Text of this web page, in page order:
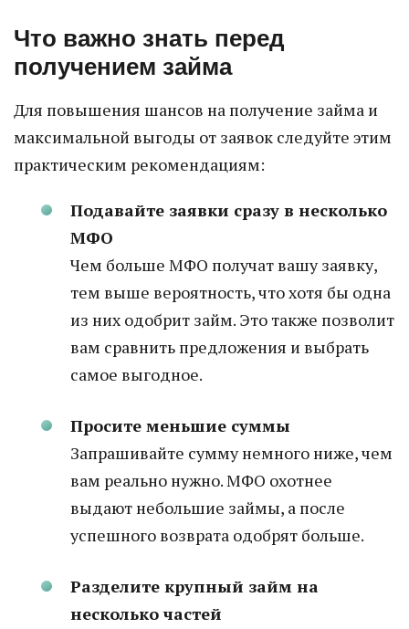
Что важно знать перед
получением займа
Для повышения шансов на получение займа и
максимальной выгоды от заявок следуйте этим
практическим рекомендациям:
Подавайте заявки сразу в несколько
МФО
Чем больше МФО получат вашу заявку,
тем выше вероятность, что хотя бы одна
из них одобрит займ. Это также позволит
вам сравнить предложения и выбрать
самое выгодное.
Просите меньшие суммы
Запрашивайте сумму немного ниже, чем
вам реально нужно. МФО охотнее
выдают небольшие займы, а после
успешного возврата одобрят больше.
Разделите крупный займ на
несколько частей